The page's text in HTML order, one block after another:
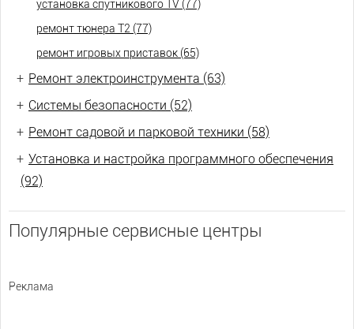
установка спутникового TV (77)
ремонт тюнера Т2 (77)
ремонт игровых приставок (65)
+ Ремонт электроинструмента (63)
+ Системы безопасности (52)
+ Ремонт садовой и парковой техники (58)
+ Установка и настройка программного обеспечения
(92)
Популярные сервисные центры
Реклама